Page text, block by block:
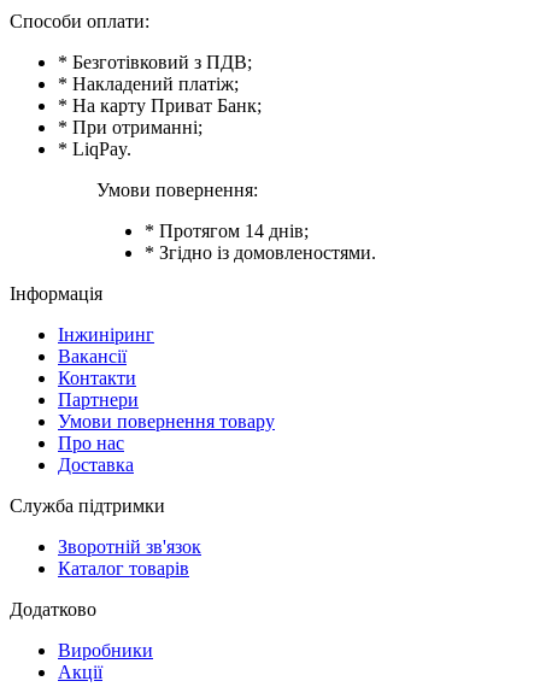
Способи оплати:
* Безготівковий з ПДВ;
* Накладений платіж;
* На карту Приват Банк;
* При отриманні;
* LiqPay.
Умови повернення:
* Протягом 14 днів;
* Згідно із домовленостями.
Інформація
Інжиніринг
Вакансії
Контакти
Партнери
Умови повернення товару
Про нас
Доставка
Служба підтримки
Зворотній зв'язок
Каталог товарів
Додатково
Виробники
Акції